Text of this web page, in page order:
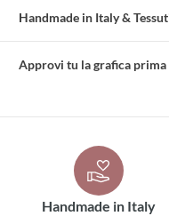
Handmade in Italy &
Approvi tu la grafica prima
Handmade in Italy